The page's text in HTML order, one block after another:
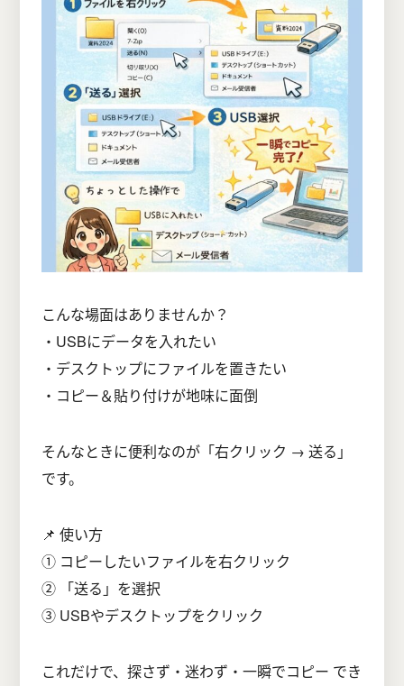
こんな場面はありませんか？
・USBにデータを入れたい
・デスクトップにファイルを置きたい
・コピー＆貼り付けが地味に面倒
そんなときに便利なのが「右クリック → 送る」
です。
📌 使い方
① コピーしたいファイルを右クリック
② 「送る」を選択
③ USBやデスクトップをクリック
これだけで、探さず・迷わず・一瞬でコピー でき